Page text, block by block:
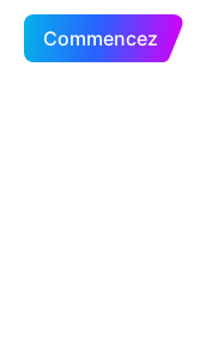
Commencez